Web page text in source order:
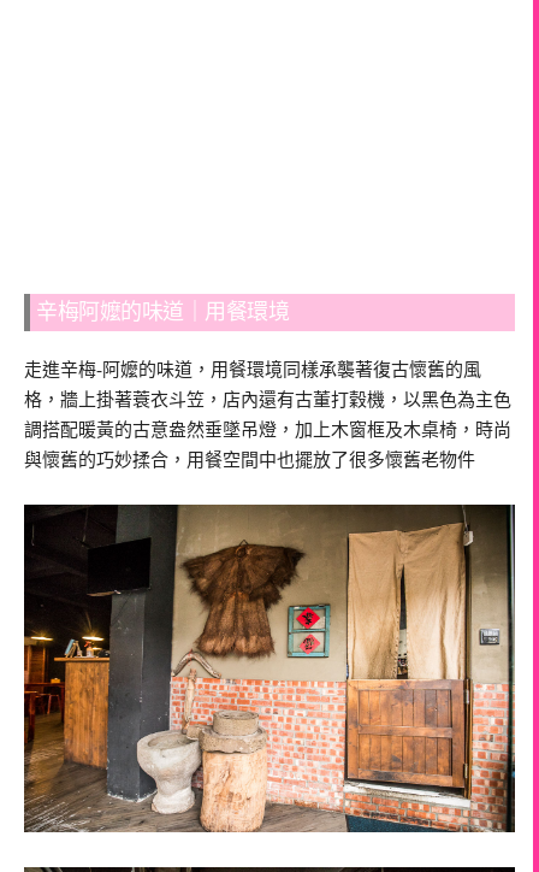
辛梅阿嬤的味道｜用餐環境
走進辛梅-阿嬤的味道，用餐環境同樣承襲著復古懷舊的風
格，牆上掛著蓑衣斗笠，店內還有古董打穀機，以黑色為主色
調搭配暖黃的古意盎然垂墜吊燈，加上木窗框及木桌椅，時尚
與懷舊的巧妙揉合，用餐空間中也擺放了很多懷舊老物件